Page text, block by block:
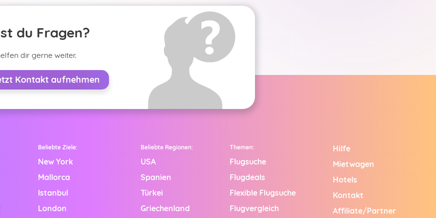
du Fragen?
dir gerne weiter.
Kontakt aufnehmen
Beliebte Ziele:
New York
Mallorca
Istanbul
London
Beliebte Regionen:
USA
Spanien
Türkei
Griechenland
Themen:
Flugsuche
Flugdeals
Flexible Flugsuche
Flugvergleich
Hilfe
Mietwagen
Hotels
Kontakt
Affiliate/Partner